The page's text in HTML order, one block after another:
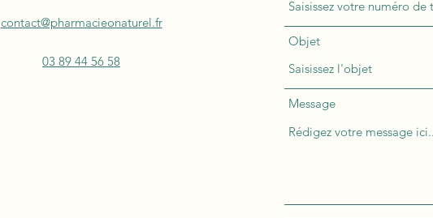
contact@pharmacieonaturel.fr
03 89 44 56 58
Objet
Message